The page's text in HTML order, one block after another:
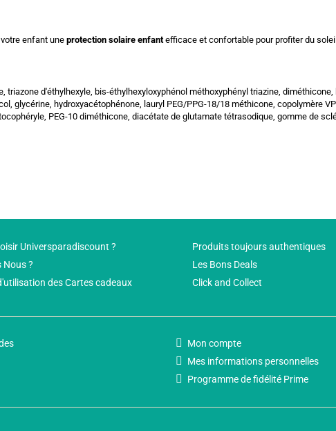
enfant uneprotection solaire enfantefficace et confortable pour profiter du
triazone d'éthylhexyle, bis-éthylhexyloxyphénol méthoxyphényl triazine,
glycérine, hydroxyacétophénone, lauryl PEG/PPG-18/18 méthicone, copolymère
PEG-10 diméthicone, diacétate de glutamate tétrasodique, gomme de
Universparadiscount ?
Nous ?
des Cartes cadeaux
Produits toujours authentiques
Les Bons Deals
Click and Collect
Mon compte
Mes informations personnelles
Programme de fidélité Prime